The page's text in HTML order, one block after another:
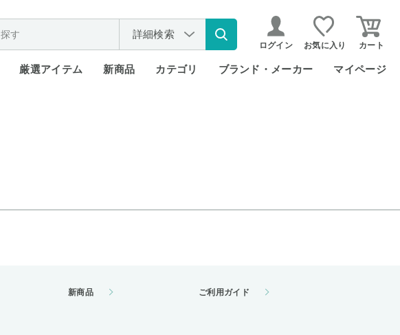
詳細検索
ログイン お気に入り カート
厳選アイテム 新商品 カテゴリ ブランド・メーカー マイページ
新商品 ご利用ガイド